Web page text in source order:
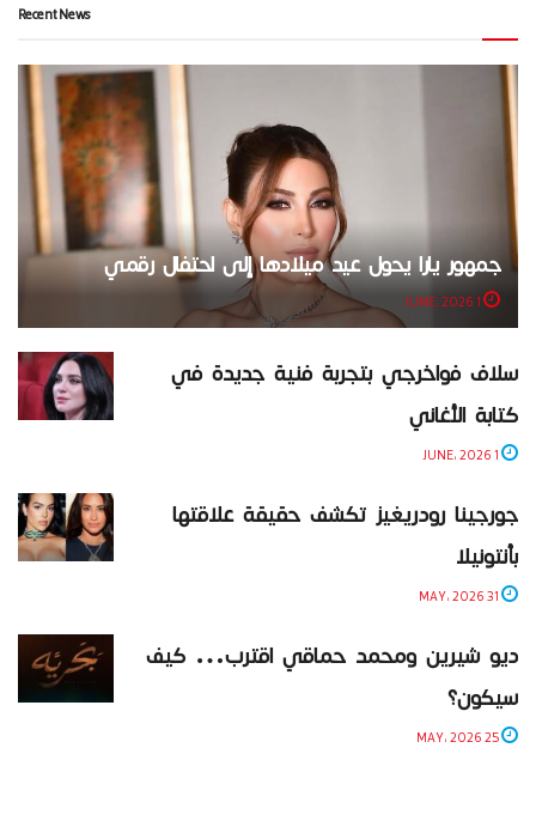
Recent News
جمهور يارا يحول عيد ميلادها إلى احتفال رقمي
سلاف فواخرجي بتجربة فنية جديدة في
كتابة الأغاني
جورجينا رودريغيز تكشف حقيقة علاقتها
بأنتونيلا
ديو شيرين ومحمد حماقي اقترب… كيف
سيكون؟